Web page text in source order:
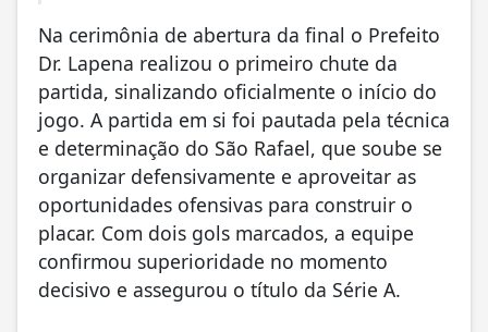
Na cerimônia de abertura da final o Prefeito
Dr. Lapena realizou o primeiro chute da
partida, sinalizando oficialmente o início do
jogo. A partida em si foi pautada pela técnica
e determinação do São Rafael, que soube se
organizar defensivamente e aproveitar as
oportunidades ofensivas para construir o
placar. Com dois gols marcados, a equipe
confirmou superioridade no momento
decisivo e assegurou o título da Série A.